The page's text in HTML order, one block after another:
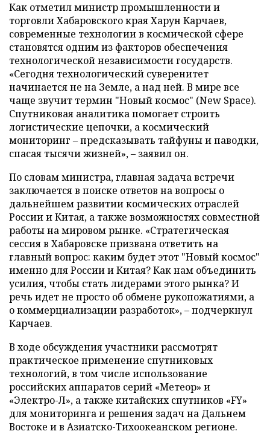
Как отметил министр промышленности и
торговли Хабаровского края Харун Карчаев,
современные технологии в космической сфере
становятся одним из факторов обеспечения
технологической независимости государств.
«Сегодня технологический суверенитет
начинается не на Земле, а над ней. В мире все
чаще звучит термин "Новый космос" (New Space).
Спутниковая аналитика помогает строить
логистические цепочки, а космический
мониторинг – предсказывать тайфуны и паводки,
спасая тысячи жизней», – заявил он.
По словам министра, главная задача встречи
заключается в поиске ответов на вопросы о
дальнейшем развитии космических отраслей
России и Китая, а также возможностях совместной
работы на мировом рынке. «Стратегическая
сессия в Хабаровске призвана ответить на
главный вопрос: каким будет этот "Новый космос"
именно для России и Китая? Как нам объединить
усилия, чтобы стать лидерами этого рынка? И
речь идет не просто об обмене рукопожатиями, а
о коммерциализации разработок», – подчеркнул
Карчаев.
В ходе обсуждения участники рассмотрят
практическое применение спутниковых
технологий, в том числе использование
российских аппаратов серий «Метеор» и
«Электро-Л», а также китайских спутников «FY»
для мониторинга и решения задач на Дальнем
Востоке и в Азиатско-Тихоокеанском регионе.